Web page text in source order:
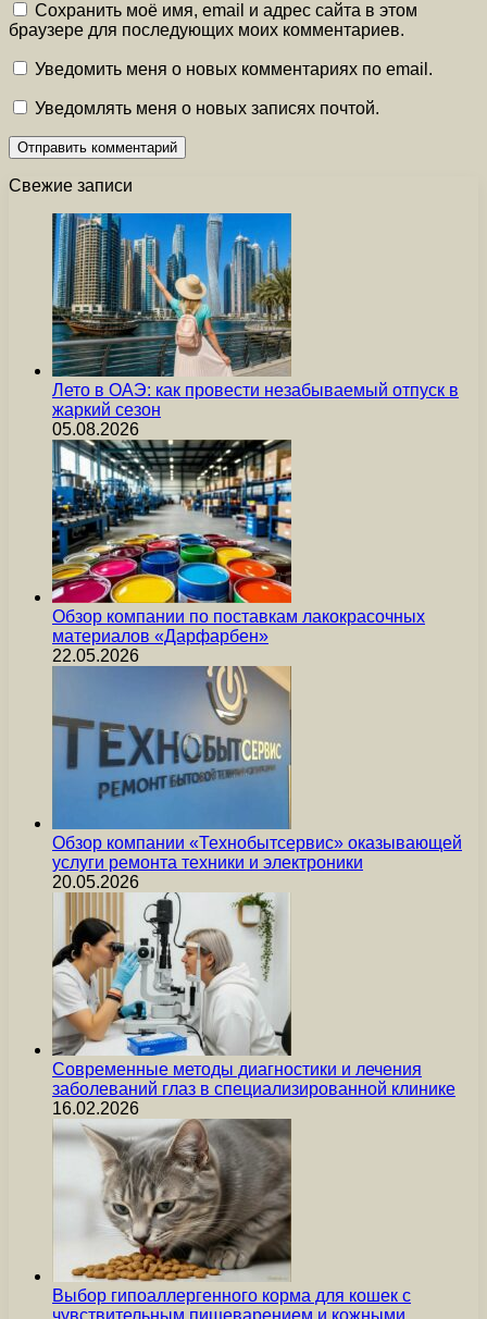
Сохранить моё имя, email и адрес сайта в этом
браузере для последующих моих комментариев.
Уведомить меня о новых комментариях по email.
Уведомлять меня о новых записях почтой.
Свежие записи
Лето в ОАЭ: как провести незабываемый отпуск в
жаркий сезон
05.08.2026
Обзор компании по поставкам лакокрасочных
материалов «Дарфарбен»
22.05.2026
Обзор компании «Технобытсервис» оказывающей
услуги ремонта техники и электроники
20.05.2026
Современные методы диагностики и лечения
заболеваний глаз в специализированной клинике
16.02.2026
Выбор гипоаллергенного корма для кошек с
чувствительным пищеварением и кожными…